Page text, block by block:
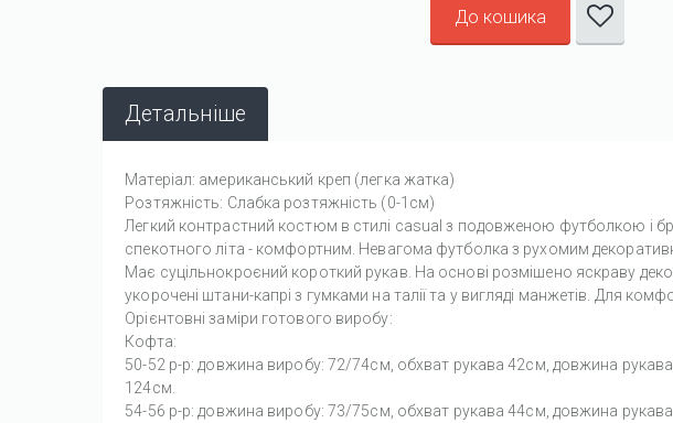
До кошика
Детальніше
Матеріал: американський креп (легка жатка)
Розтяжність: Слабка розтяжність (0-1см)
Легкий контрастний костюм в стилі casual з подовженою футболкою і
спекотного літа - комфортним. Невагома футболка з рухомим
Має суцільнокроєний короткий рукав. На основі розмішено яскраву
укорочені штани-капрі з гумками на талії та у вигляді манжетів. Для
Орієнтовні заміри готового виробу:
Кофта:
50-52 р-р: довжина виробу: 72/74см, обхват рукава 42см, довжина
124см.
54-56 р-р: довжина виробу: 73/75см, обхват рукава 44см, довжина